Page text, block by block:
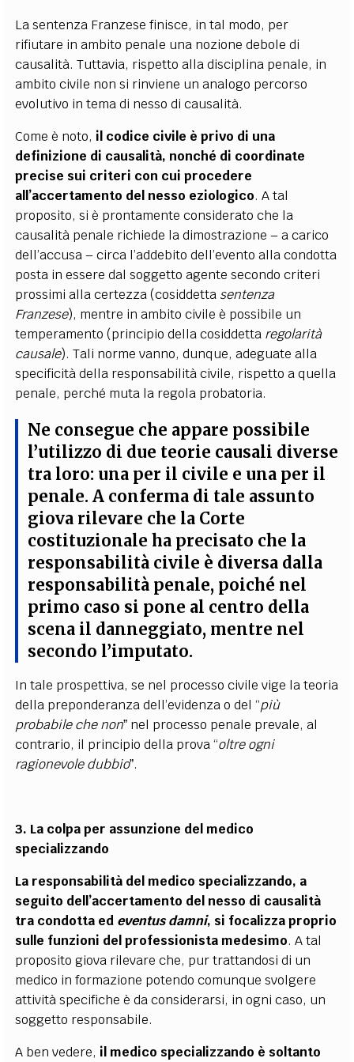
La sentenza Franzese finisce, in tal modo, per
rifiutare in ambito penale una nozione debole di
causalità. Tuttavia, rispetto alla disciplina penale, in
ambito civile non si rinviene un analogo percorso
evolutivo in tema di nesso di causalità.
Come è noto, il codice civile è privo di una
definizione di causalità, nonché di coordinate
precise sui criteri con cui procedere
all’accertamento del nesso eziologico. A tal
proposito, si è prontamente considerato che la
causalità penale richiede la dimostrazione – a carico
dell’accusa – circa l’addebito dell’evento alla condotta
posta in essere dal soggetto agente secondo criteri
prossimi alla certezza (cosiddetta sentenza
Franzese), mentre in ambito civile è possibile un
temperamento (principio della cosiddetta regolarità
causale). Tali norme vanno, dunque, adeguate alla
specificità della responsabilità civile, rispetto a quella
penale, perché muta la regola probatoria.
Ne consegue che appare possibile
l’utilizzo di due teorie causali diverse
tra loro: una per il civile e una per il
penale. A conferma di tale assunto
giova rilevare che la Corte
costituzionale ha precisato che la
responsabilità civile è diversa dalla
responsabilità penale, poiché nel
primo caso si pone al centro della
scena il danneggiato, mentre nel
secondo l’imputato.
In tale prospettiva, se nel processo civile vige la teoria
della preponderanza dell’evidenza o del “più
probabile che nonˮ nel processo penale prevale, al
contrario, il principio della prova “oltre ogni
ragionevole dubbioˮ.
3. La colpa per assunzione del medico
specializzando
La responsabilità del medico specializzando, a
seguito dell’accertamento del nesso di causalità
tra condotta ed eventus damni, si focalizza proprio
sulle funzioni del professionista medesimo. A tal
proposito giova rilevare che, pur trattandosi di un
medico in formazione potendo comunque svolgere
attività specifiche è da considerarsi, in ogni caso, un
soggetto responsabile.
A ben vedere, il medico specializzando è soltanto